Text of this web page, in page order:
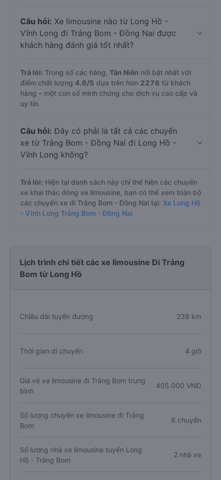
Câu hỏi: Xe limousine nào từ Long Hồ -
Vĩnh Long đi Trảng Bom - Đồng Nai được
khách hàng đánh giá tốt nhất?
Trả lời: Trong số các hãng, Tân Niên nổi bật nhất với
điểm chất lượng 4.6/5 dựa trên hơn 2276 từ khách
hàng – một con số minh chứng cho dịch vụ cao cấp và
uy tín.
Câu hỏi: Đây có phải là tất cả các chuyến
xe từ Trảng Bom - Đồng Nai đi Long Hồ -
Vĩnh Long không?
Trả lời: Hiện tại danh sách này chỉ thể hiện các chuyến
xe khai thác dòng xe limousine, bạn có thể xem toàn bộ
các chuyến xe đi Trảng Bom - Đồng Nai tại: Xe Long Hồ
- Vĩnh Long Trảng Bom - Đồng Nai
Lịch trình chi tiết các xe limousine Đi Trảng
Bom từ Long Hồ
Chiều dài tuyến đường 239 km
Thời gian di chuyển 4 giờ
Giá vé xe limousine đi Trảng Bom trung
bình
405.000 VNĐ
Số lượng chuyến xe limousine đi Trảng
Bom
6 chuyến
Số lượng nhà xe limousine tuyến Long
Hồ - Trảng Bom
2 nhà xe